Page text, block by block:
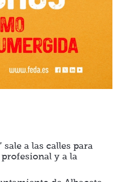
sale a las calles para
y a la